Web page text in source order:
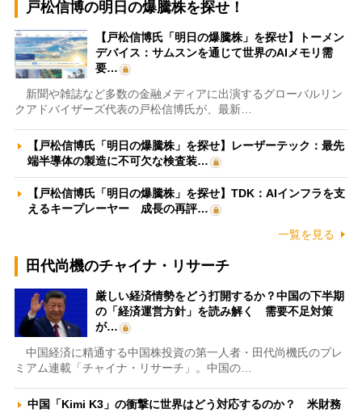
戸松信博の明日の爆騰株を探せ！
【戸松信博氏「明日の爆騰株」を探せ】トーメン
デバイス：サムスンを通じて世界のAIメモリ需
要…
新聞や雑誌など多数の金融メディアに出演するグローバルリン
クアドバイザーズ代表の戸松信博氏が、最新…
【戸松信博氏「明日の爆騰株」を探せ】レーザーテック：最先
端半導体の製造に不可欠な検査装…
【戸松信博氏「明日の爆騰株」を探せ】TDK：AIインフラを支
えるキープレーヤー 成長の再評…
一覧を見る
田代尚機のチャイナ・リサーチ
厳しい経済情勢をどう打開するか？中国の下半期
の「経済運営方針」を読み解く 需要不足対策
が…
中国経済に精通する中国株投資の第一人者・田代尚機氏のプレ
ミアム連載「チャイナ・リサーチ」。中国の…
中国「Kimi K3」の衝撃に世界はどう対応するのか？ 米財務